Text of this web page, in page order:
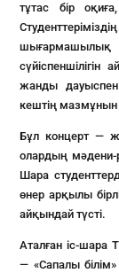
тұтас бір
шығармашылық
жанды
кештің мазмұнын
Бұл концерт —
олардың
Шара
өнер арқылы
айқындай түсті.
Аталған іс-шара
— «Сапалы